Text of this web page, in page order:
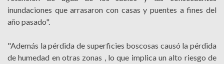
inundaciones que arrasaron con casas y puentes a fines del
año pasado".
"Además la pérdida de superficies boscosas causó la pérdida
de humedad en otras zonas , lo que implica un alto riesgo de